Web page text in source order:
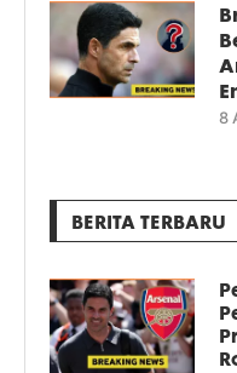
8
BERITA TERBARU